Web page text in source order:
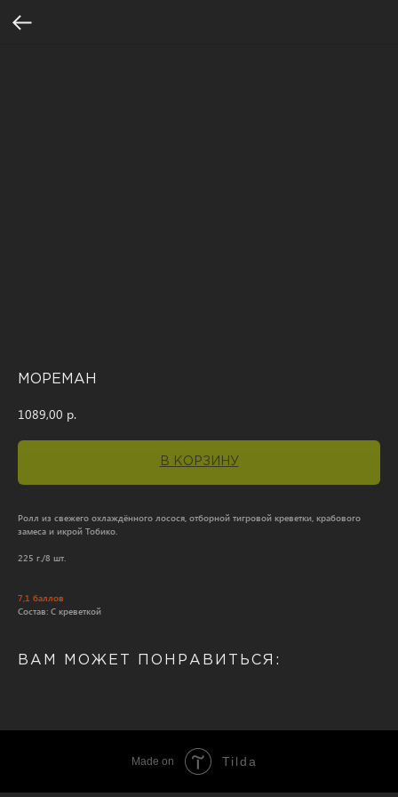
МОРЕМАН
1089,00 р.
В КОРЗИНУ
Ролл из свежего охлаждённого лосося, отборной тигровой креветки, крабового
замеса и икрой Тобико.
225 г./8 шт.
7,1 баллов
Состав: С креветкой
ВАМ МОЖЕТ ПОНРАВИТЬСЯ:
Made on Tilda